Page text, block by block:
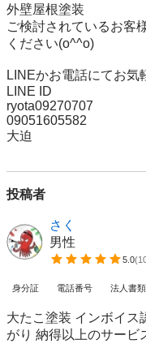
外壁屋根塗装
ご検討されているお客
ください(o^^o)
LINEかお電話にてお気
LINE ID
ryota09270707
09051605582
大迫
投稿者
さく
男性
5.0(
身分証 電話番号 法人書類
大たこ塗装 インボイス
がり 納得以上のサービ